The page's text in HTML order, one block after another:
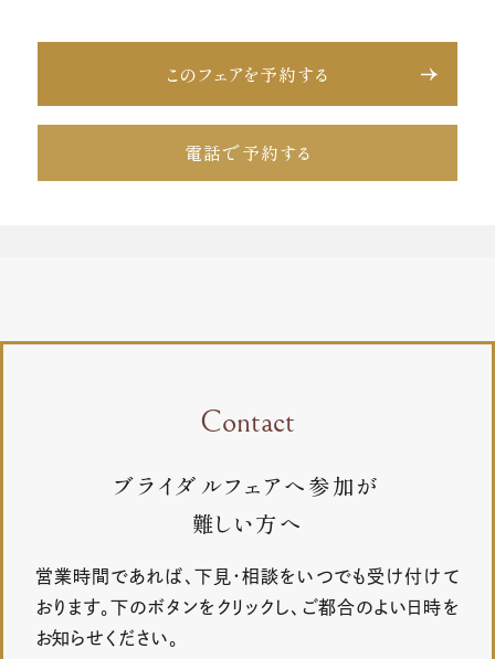
このフェアを予約する
電話で予約する
Contact
ブライダルフェアへ参加が
難しい方へ
営業時間であれば、下見・相談をいつでも受け付けて
おります。下のボタンをクリックし、ご都合のよい日時を
お知らせください。